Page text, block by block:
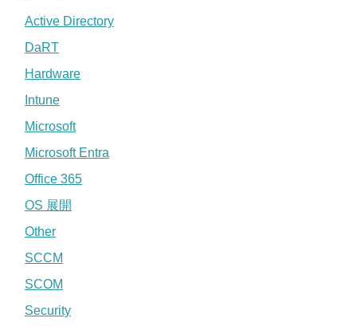
Active Directory
DaRT
Hardware
Intune
Microsoft
Microsoft Entra
Office 365
OS 展開
Other
SCCM
SCOM
Security